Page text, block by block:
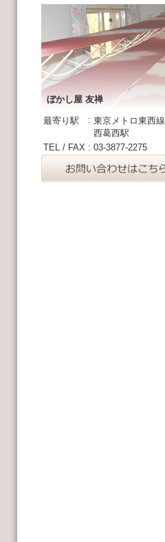
ぼかし屋 友禅
最寄り駅 : 東京メトロ東西線
西葛西駅
TEL / FAX : 03-3877-2275